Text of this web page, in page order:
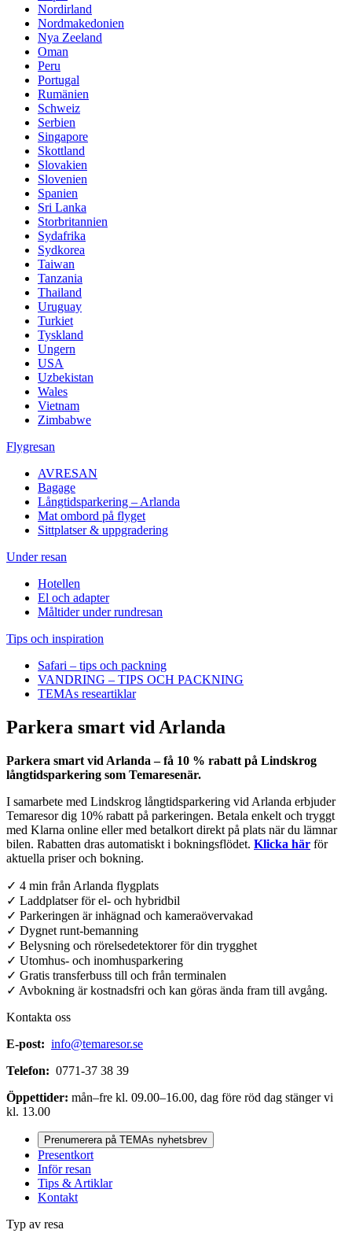
Nordirland
Nordmakedonien
Nya Zeeland
Oman
Peru
Portugal
Rumänien
Schweiz
Serbien
Singapore
Skottland
Slovakien
Slovenien
Spanien
Sri Lanka
Storbritannien
Sydafrika
Sydkorea
Taiwan
Tanzania
Thailand
Uruguay
Turkiet
Tyskland
Ungern
USA
Uzbekistan
Wales
Vietnam
Zimbabwe
Flygresan
AVRESAN
Bagage
Långtidsparkering – Arlanda
Mat ombord på flyget
Sittplatser & uppgradering
Under resan
Hotellen
El och adapter
Måltider under rundresan
Tips och inspiration
Safari – tips och packning
VANDRING – TIPS OCH PACKNING
TEMAs researtiklar
Parkera smart vid Arlanda
Parkera smart vid Arlanda – få 10 % rabatt på Lindskrog
långtidsparkering som Temaresenär.
I samarbete med Lindskrog långtidsparkering vid Arlanda erbjuder
Temaresor dig 10% rabatt på parkeringen. Betala enkelt och tryggt
med Klarna online eller med betalkort direkt på plats när du lämnar
bilen. Rabatten dras automatiskt i bokningsflödet. Klicka här för
aktuella priser och bokning.
✓ 4 min från Arlanda flygplats
✓ Laddplatser för el- och hybridbil
✓ Parkeringen är inhägnad och kameraövervakad
✓ Dygnet runt-bemanning
✓ Belysning och rörelsedetektorer för din trygghet
✓ Utomhus- och inomhusparkering
✓ Gratis transferbuss till och från terminalen
✓ Avbokning är kostnadsfri och kan göras ända fram till avgång.
Kontakta oss
E-post: info@temaresor.se
Telefon: 0771-37 38 39
Öppettider: mån–fre kl. 09.00–16.00, dag före röd dag stänger vi
kl. 13.00
Prenumerera på TEMAs nyhetsbrev
Presentkort
Inför resan
Tips & Artiklar
Kontakt
Typ av resa